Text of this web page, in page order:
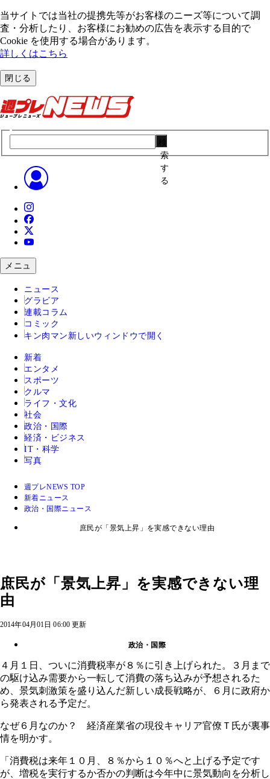
当サイトでは当社の提携先等がお客様のニーズ等について調
査・分析したり、お客様にお勧めの広告を表⽰する⽬的で
Cookie を使⽤する場合があります。
詳しくはこちら
閉じる
索
す
る
メニュ
ニュース
グラビア
連載コラム
コミック
キン肉マン 新しいウィンドウで開く
新着
エンタメ
スポーツ
クルマ
ライフ・文化
社会
政治・国際
経済・ビジネス
IT・科学
写真
週プレNEWS TOP
新着ニュース
政治・国際ニュース
庶民が「景気上昇」を実感できない理由
庶民が「景気上昇」を実感できない理
由
2014年04月01日 06:00 更新
政治・国際
４月１日、ついに消費税率が８％に引き上げられた。３月まで
の駆け込み需要から一転して消費の落ち込みが予想されるた
め、景気刺激策を盛り込んだ新しい成長戦略が、６月に政府か
ら発表される予定だ。
なぜ６月なのか？ 経済産業省の現役キャリア官僚Ｔ氏が裏事
情を明かす。
「消費税は来年１０月、８％から１０％へと上げる予定です
が、増税を実行するか否かの判断は今年中に景気動向を分析し